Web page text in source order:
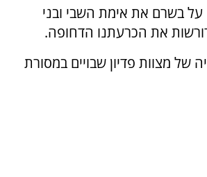
על בשרם את אימת השבי ובני
את הכרעתנו הדחופה.
מצוות פדיון שבויים במסורת